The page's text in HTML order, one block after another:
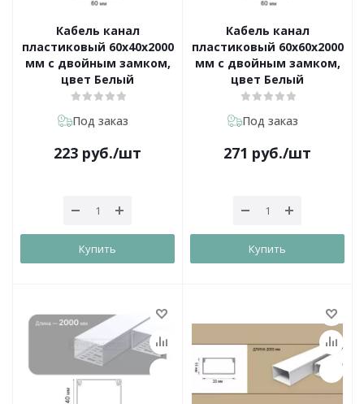
Кабель канал
пластиковый 60х40х2000
мм с двойным замком,
цвет Белый
Под заказ
223 руб./шт
Купить
Кабель канал
пластиковый 60х60х2000
мм с двойным замком,
цвет Белый
Под заказ
271 руб./шт
Купить